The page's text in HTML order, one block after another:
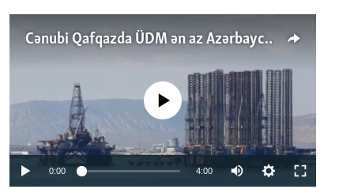
Cənubi Qafqazda ÜDM ən az Azərbaycanda artır: Qonşuları niyə Bakını qabaqlaya bilir?
No media source currently available
0:00 4:00